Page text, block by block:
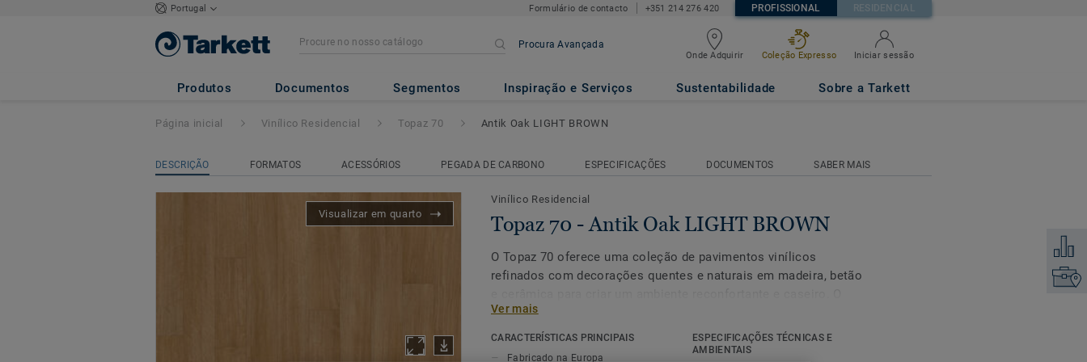
Portugal Formulário de contacto +351 214 276 420 PROFISSIONAL RESIDENCIAL
Procura Avançada
Onde Adquirir Coleção Expresso Iniciar sessão
Produtos Documentos Segmentos Inspiração e Serviços Sustentabilidade Sobre a Tarkett
Topaz 70 - Antik Oak LIGHT BROWN
Página inicial Vinílico Residencial Topaz 70 Antik Oak LIGHT BROWN
DESCRIÇÃO FORMATOS ACESSÓRIOS PEGADA DE CARBONO ESPECIFICAÇÕES DOCUMENTOS SABER MAIS
Visualizar em quarto
Vinílico Residencial
Topaz 70 - Antik Oak LIGHT BROWN
O Topaz 70 oferece uma coleção de pavimentos vinílicos
refinados com decorações quentes e naturais em madeira, betão
Topaz 70 é um pavimento antiderrapante e proporciona um bom
desempenho em áreas onde a resistência ao deslizamento é
fundamental. O Topaz 70 melhora a perceção visual e o bem-
Ver mais
CARACTERÍSTICAS PRINCIPAIS
Fabricado na Europa
ESPECIFICAÇÕES TÉCNICAS E
AMBIENTAIS